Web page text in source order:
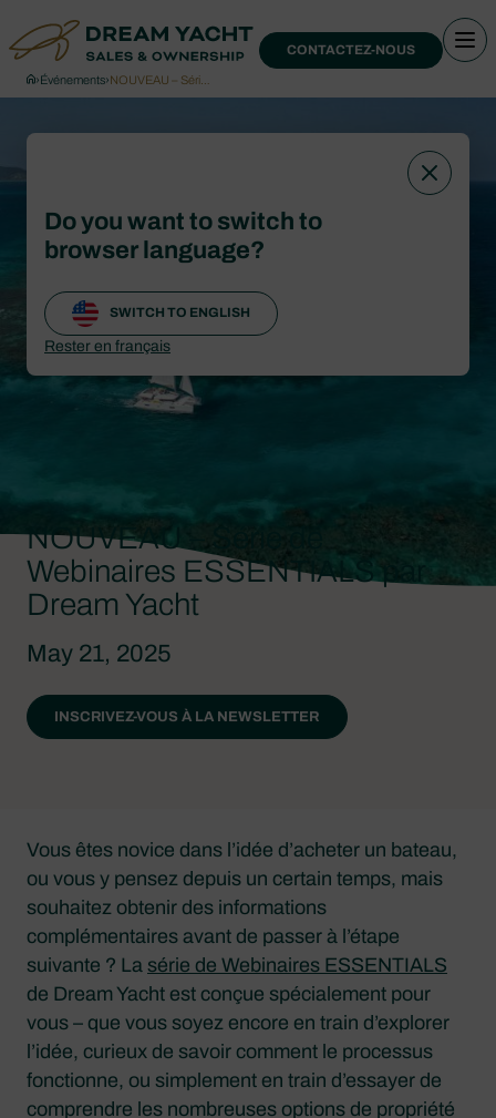
CONTACTEZ-NOUS
›Événements›NOUVEAU – Séri…
NOUVEAU – Série de
Webinaires ESSENTIALS par
Dream Yacht
May 21, 2025
INSCRIVEZ-VOUS À LA NEWSLETTER
Vous êtes novice dans l’idée d’acheter un bateau,
ou vous y pensez depuis un certain temps, mais
souhaitez obtenir des informations
complémentaires avant de passer à l’étape
suivante ? La série de Webinaires ESSENTIALS
de Dream Yacht est conçue spécialement pour
vous – que vous soyez encore en train d’explorer
l’idée, curieux de savoir comment le processus
fonctionne, ou simplement en train d’essayer de
comprendre les nombreuses options de propriété
Do you want to switch to
browser language?
SWITCH TO ENGLISH
Rester en français